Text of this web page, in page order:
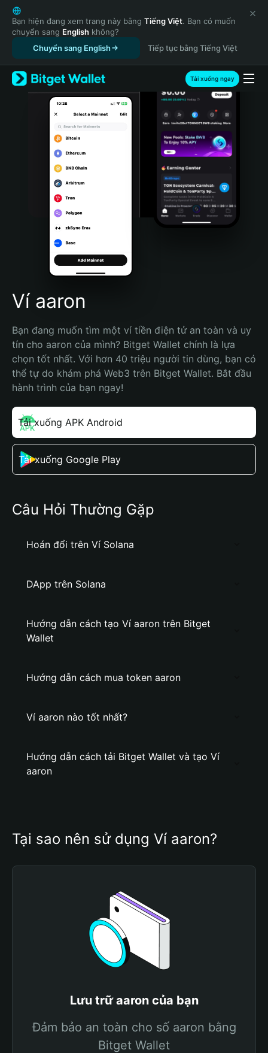
English
日本語
Tiếng Việt
Русский
Español (Latinoamérica)
Türkçe
Italiano
Português (Portugal)
Bahasa Indonesia
Português (Brasil)
Español (Argentina)
Bạn hiện đang xem trang này bằng Tiếng Việt. Bạn có muốn
chuyển sang English không?
Chuyển sang English
Tiếp tục bằng Tiếng Việt
Tải xuống ngay
Ví aaron
Bạn đang muốn tìm một ví tiền điện tử an toàn và uy
tín cho aaron của mình? Bitget Wallet chính là lựa
chọn tốt nhất. Với hơn 40 triệu người tin dùng, bạn có
thể tự do khám phá Web3 trên Bitget Wallet. Bắt đầu
hành trình của bạn ngay!
Tải xuống APK Android
Tải xuống Google Play
Câu Hỏi Thường Gặp
Hoán đổi trên Ví Solana
DApp trên Solana
Hướng dẫn cách tạo Ví aaron trên Bitget
Wallet
Hướng dẫn cách mua token aaron
Ví aaron nào tốt nhất?
Hướng dẫn cách tải Bitget Wallet và tạo Ví
aaron
Tại sao nên sử dụng Ví aaron?
Lưu trữ aaron của bạn
Đảm bảo an toàn cho số aaron bằng
Bitget Wallet